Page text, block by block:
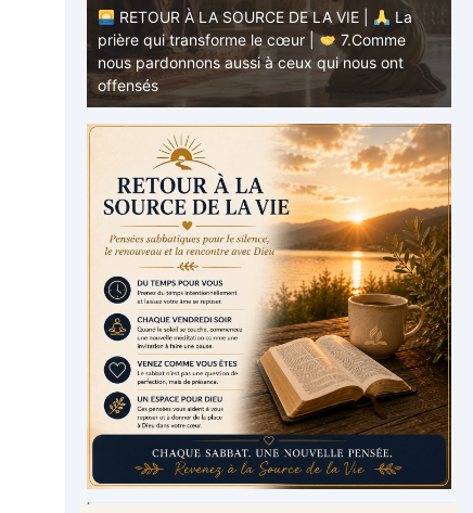
RETOUR À LA SOURCE DE LA VIE |
La
prière qui transforme le cœur |
7.Comme
nous pardonnons aussi à ceux qui nous ont
offensés
.